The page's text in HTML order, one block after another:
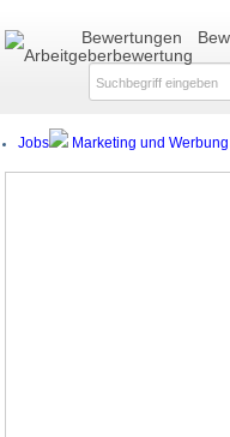
Bewertungen
Jobs Marketing und